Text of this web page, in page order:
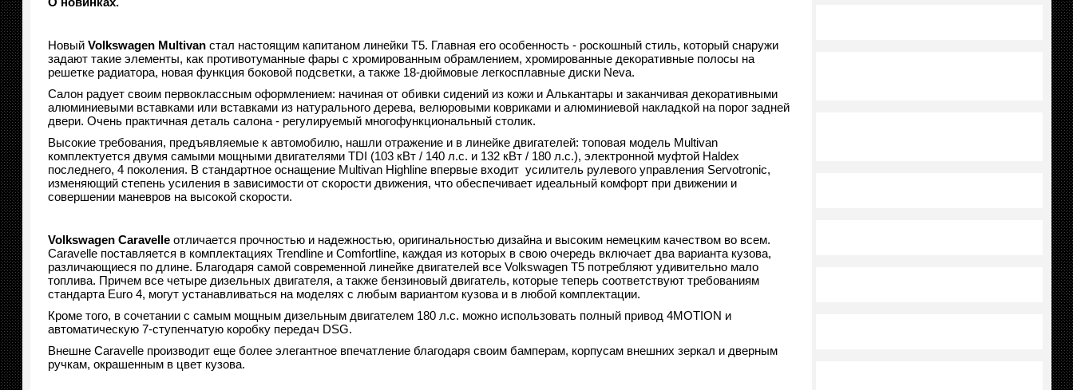
Новый Volkswagen Multivanстал настоящим капитаном линейки Т5. Главная его особенность - роскошный стиль, который снаружи
задают такие элементы, как противотуманные фары с хромированным обрамлением, хромированные декоративные полосы на
решетке радиатора, новая функция боковой подсветки, а также 18-дюймовые легкосплавные диски Neva.
Салон радует своим первоклассным оформлением: начиная от обивки сидений из кожи и Алькантары и заканчивая декоративными
алюминиевыми вставками или вставками из натурального дерева, велюровыми ковриками и алюминиевой накладкой на порог задней
двери. Очень практичная деталь салона - регулируемый многофункциональный столик.
Высокие требования, предъявляемые к автомобилю, нашли отражение и в линейке двигателей: топовая модель Multivan
комплектуется двумя самыми мощными двигателями TDI (103 кВт / 140 л.с. и 132 кВт / 180 л.с.), электронной муфтой Haldex
последнего, 4 поколения. В стандартное оснащение Multivan Highline впервые входит усилитель рулевого управления Servotronic,
изменяющий степень усиления в зависимости от скорости движения, что обеспечивает идеальный комфорт при движении и
совершении маневров на высокой скорости.
Volkswagen Caravelleотличается прочностью и надежностью, оригинальностью дизайна и высоким немецким качеством во всем.
Caravelle поставляется в комплектациях Trendline и Comfortline, каждая из которых в свою очередь включает два варианта кузова,
различающиеся по длине. Благодаря самой современной линейке двигателей все Volkswagen T5 потребляют удивительно мало
топлива. Причем все четыре дизельных двигателя, а также бензиновый двигатель, которые теперь соответствуют требованиям
стандарта Euro 4, могут устанавливаться на моделях с любым вариантом кузова и в любой комплектации.
Кроме того, в сочетании с самым мощным дизельным двигателем 180 л.с. можно использовать полный привод 4MOTION и
автоматическую 7-ступенчатую коробку передач DSG.
Внешне Caravelle производит еще более элегантное впечатление благодаря своим бамперам, корпусам внешних зеркал и дверным
ручкам, окрашенным в цвет кузова.